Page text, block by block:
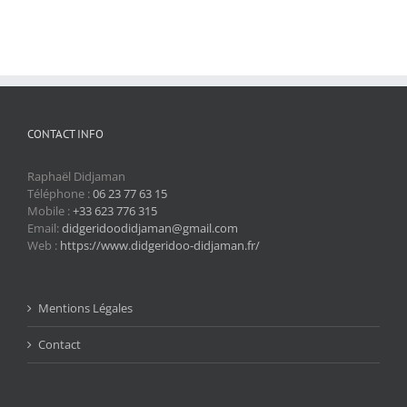
CONTACT INFO
Raphaël Didjaman
Téléphone :06 23 77 63 15
Mobile :+33 623 776 315
Email:didgeridoodidjaman@gmail.com
Web : https://www.didgeridoo-didjaman.fr/
Mentions Légales
Contact